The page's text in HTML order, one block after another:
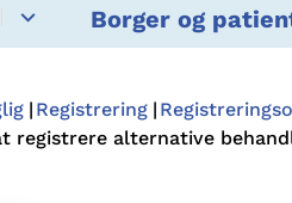
Borger og
Registrering
registrere alternative